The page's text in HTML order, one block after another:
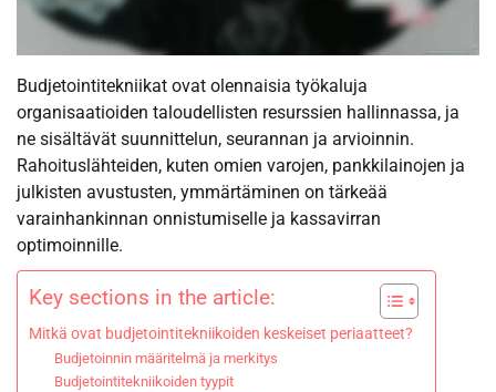
Budjetointitekniikat ovat olennaisia työkaluja
organisaatioiden taloudellisten resurssien hallinnassa, ja
ne sisältävät suunnittelun, seurannan ja arvioinnin.
Rahoituslähteiden, kuten omien varojen, pankkilainojen ja
julkisten avustusten, ymmärtäminen on tärkeää
varainhankinnan onnistumiselle ja kassavirran
optimoinnille.
Key sections in the article:
Mitkä ovat budjetointitekniikoiden keskeiset periaatteet?
Budjetoinnin määritelmä ja merkitys
Budjetointitekniikoiden tyypit